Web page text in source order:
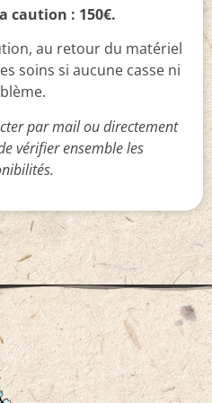
caution : 150€.
au retour du matériel
soins si aucune casse ni
par mail ou directement
vérifier ensemble les